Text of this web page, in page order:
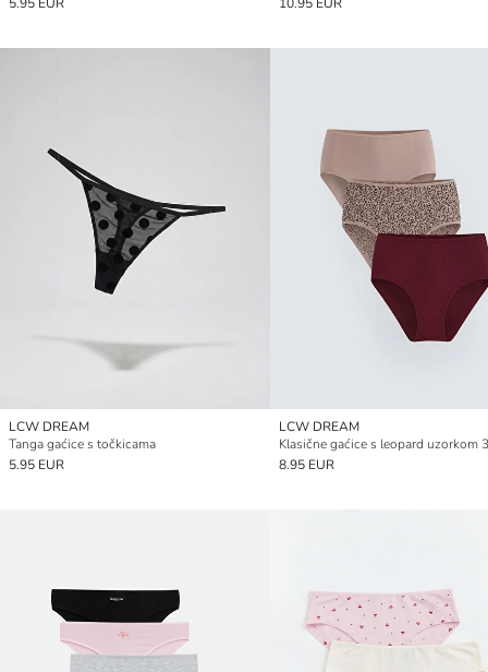
5.95 EUR 10.95 EUR
LCW DREAM
Tanga gaćice s točkicama
5.95 EUR
LCW DREAM
Klasične gaćice s leopard uzorkom
8.95 EUR